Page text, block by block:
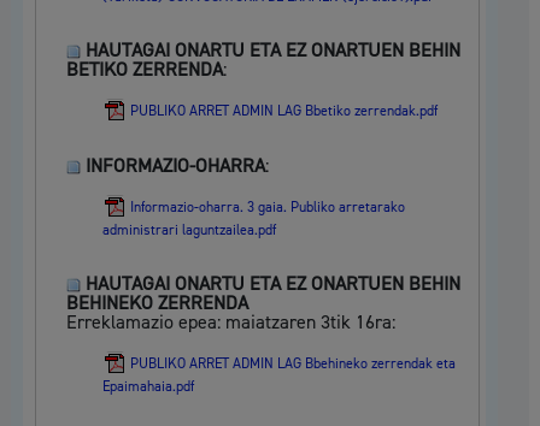
HAUTAGAI ONARTU ETA EZ ONARTUEN BEHIN
BETIKO ZERRENDA:
PUBLIKO ARRET ADMIN LAG Bbetiko zerrendak.pdf
INFORMAZIO-OHARRA:
Informazio-oharra. 3 gaia. Publiko arretarako
administrari laguntzailea.pdf
HAUTAGAI ONARTU ETA EZ ONARTUEN BEHIN
BEHINEKO ZERRENDA
Erreklamazio epea: maiatzaren 3tik 16ra:
PUBLIKO ARRET ADMIN LAG Bbehineko zerrendak eta
Epaimahaia.pdf